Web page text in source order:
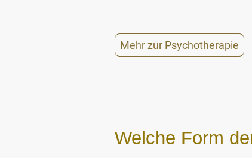
Mehr zur Psychotherapie
Welche Form